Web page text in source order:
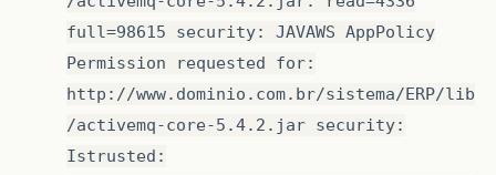
full=98615 security: JAVAWS AppPolicy
Permission requested for:
http://www.dominio.com.br/sistema/ERP/lib
/activemq-core-5.4.2.jar security:
Istrusted: